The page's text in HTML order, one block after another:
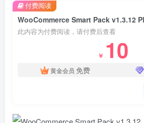
WooCommerce Smart Pack v1.3.12
此内容为付费阅读，请付费后查看
￥ 10
黄金会员 免费
付费阅读